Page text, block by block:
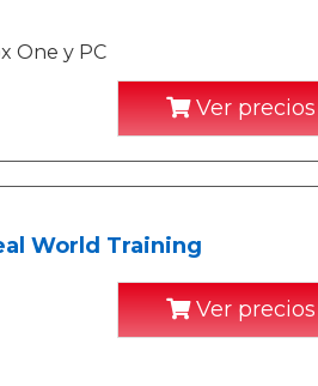
One y PC
Ver
World Training
Ver